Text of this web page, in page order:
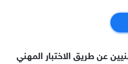
عن طريق الاختبار المهني